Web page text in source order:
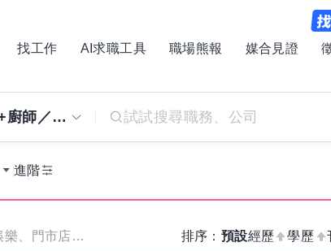
找工作 AI求職工具 職場熊報 媒合見證
客戶服務全部+廚師／助理全部+內外場服務全部+飯店住宿全部+休閒娛樂全部+門市店面全部+零售百貨全部
進階
客戶服務、廚師／助理、內外場服務、飯店住宿、休閒娛樂、門市店面、零售百貨 的全部工作職缺 排序： 預設經歷 學歷